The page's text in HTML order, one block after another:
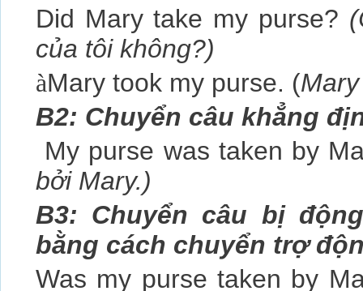
Did Mary take my purse?
của tôi không?)
àMary took my purse. (
B2: Chuyển câu khẳng
My purse was taken by
bởi Mary.)
B3: Chuyển câu bị
bằng cách chuyển trợ
Was my purse taken by